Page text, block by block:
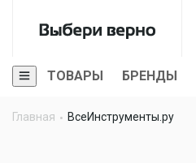
ТОВАРЫ БРЕНДЫ
Главная ВсеИнструменты.ру